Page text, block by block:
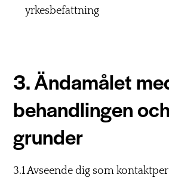
yrkesbefattning
3. Ändamålet
behandlingen
grunder
3.1 Avseende dig som